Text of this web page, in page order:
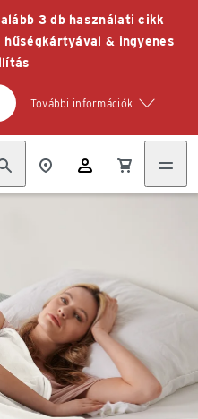
3 db használati cikk
hűségkártyával & ingyenes
További információk